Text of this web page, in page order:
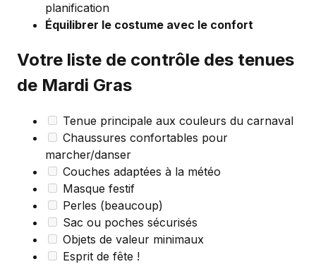
planification
Équilibrer le costume avec le confort
Votre liste de contrôle des tenues
de Mardi Gras
Tenue principale aux couleurs du carnaval
Chaussures confortables pour
marcher/danser
Couches adaptées à la météo
Masque festif
Perles (beaucoup)
Sac ou poches sécurisés
Objets de valeur minimaux
Esprit de fête !